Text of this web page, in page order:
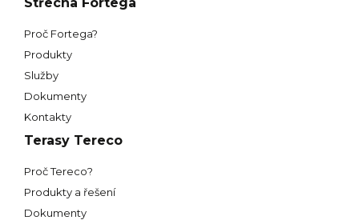
Proč Fortega?
Produkty
Služby
Dokumenty
Kontakty
Terasy Tereco
Proč Tereco?
Produkty a řešení
Dokumenty